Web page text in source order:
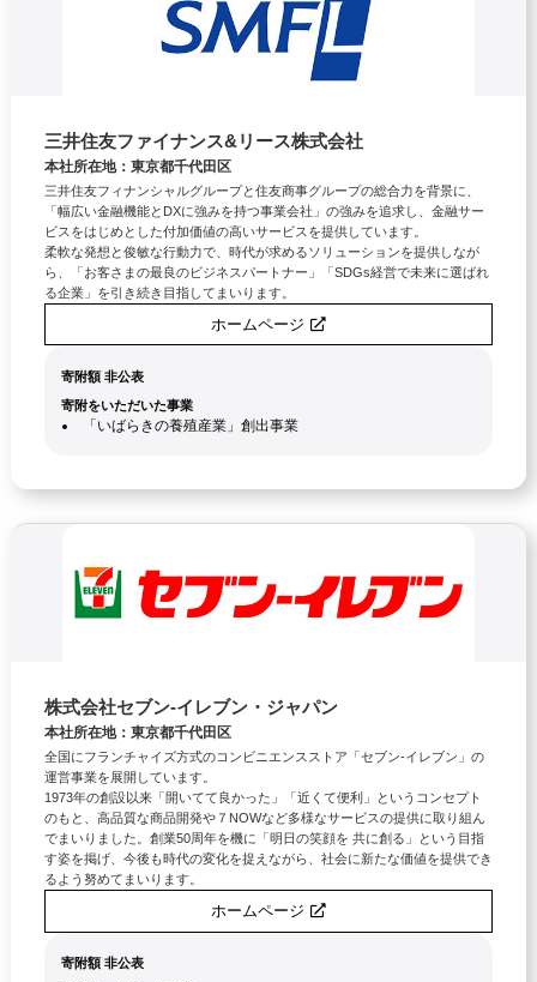
三井住友ファイナンス&リース株式会社
本社所在地：東京都千代田区
三井住友フィナンシャルグループと住友商事グループの総合力を背景に、
「幅広い金融機能とDXに強みを持つ事業会社」の強みを追求し、金融サー
ビスをはじめとした付加価値の高いサービスを提供しています。
柔軟な発想と俊敏な行動力で、時代が求めるソリューションを提供しなが
ら、「お客さまの最良のビジネスパートナー」「SDGs経営で未来に選ばれ
る企業」を引き続き目指してまいります。
ホームページ
寄附額 非公表
寄附をいただいた事業
「いばらきの養殖産業」創出事業
株式会社セブン‐イレブン・ジャパン
本社所在地：東京都千代田区
全国にフランチャイズ方式のコンビニエンスストア「セブン‐イレブン」の
運営事業を展開しています。
1973年の創設以来「開いてて良かった」「近くて便利」というコンセプト
のもと、高品質な商品開発や７NOWなど多様なサービスの提供に取り組ん
でまいりました。創業50周年を機に「明日の笑顔を 共に創る」という目指
す姿を掲げ、今後も時代の変化を捉えながら、社会に新たな価値を提供でき
るよう努めてまいります。
ホームページ
寄附額 非公表